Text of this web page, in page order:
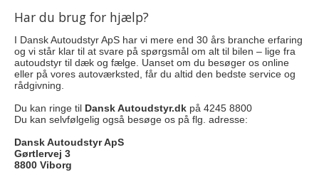
Har du brug for hjælp?
I Dansk Autoudstyr ApS har vi mere end 30 års branche erfaring
og vi står klar til at svare på spørgsmål om alt til bilen – lige fra
autoudstyr til dæk og fælge. Uanset om du besøger os online
eller på vores autoværksted, får du altid den bedste service og
rådgivning.
Du kan ringe til Dansk Autoudstyr.dk på 4245 8800
Du kan selvfølgelig også besøge os på flg. adresse:
Dansk Autoudstyr ApS
Gørtlervej 3
8800 Viborg